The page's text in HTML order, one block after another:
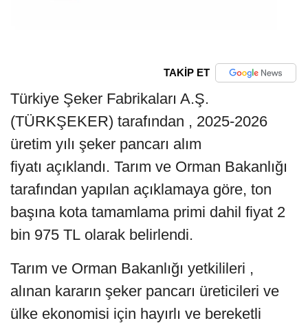
TAKİP ET
Türkiye Şeker Fabrikaları A.Ş.
(TÜRKŞEKER) tarafından , 2025-2026
üretim yılı şeker pancarı alım
fiyatı açıklandı. Tarım ve Orman Bakanlığı
tarafından yapılan açıklamaya göre, ton
başına kota tamamlama primi dahil fiyat 2
bin 975 TL olarak belirlendi.
Tarım ve Orman Bakanlığı yetkilileri ,
alınan kararın şeker pancarı üreticileri ve
ülke ekonomisi için hayırlı ve bereketli